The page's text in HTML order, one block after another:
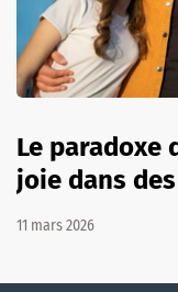
Le paradoxe
joie dans
11 mars 2026